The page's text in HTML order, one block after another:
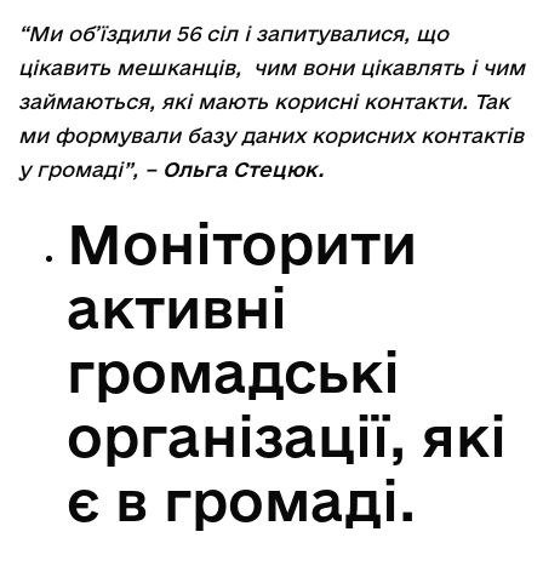
“Ми об’їздили 56 сіл і запитувалися, що
цікавить мешканців, чим вони цікавлять і чим
займаються, які мають корисні контакти. Так
ми формували базу даних корисних контактів
у громаді”, – Ольга Стецюк.
Моніторити
активні
громадські
організації, які
є в громаді.